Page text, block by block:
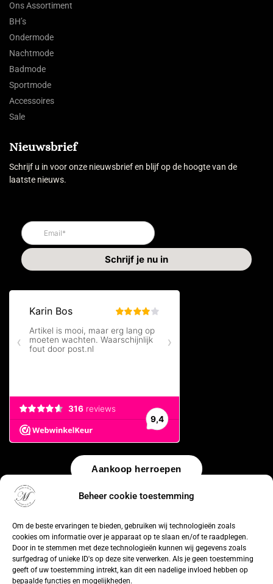
Beheer cookie toestemming
Om de beste ervaringen te bieden, gebruiken wij technologieën zoals
cookies om informatie over je apparaat op te slaan en/of te raadplegen.
Door in te stemmen met deze technologieën kunnen wij gegevens zoals
surfgedrag of unieke ID's op deze site verwerken. Als je geen toestemming
geeft of uw toestemming intrekt, kan dit een nadelige invloed hebben op
bepaalde functies en mogelijkheden.
Ons Assortiment
BH’s
Ondermode
Nachtmode
Badmode
Sportmode
Accessoires
Sale
Nieuwsbrief
Schrijf u in voor onze nieuwsbrief en blijf op de hoogte van de
laatste nieuws.
Aankoop herroepen
© 2026 by WebUnlimited–Algemene voorwaarden